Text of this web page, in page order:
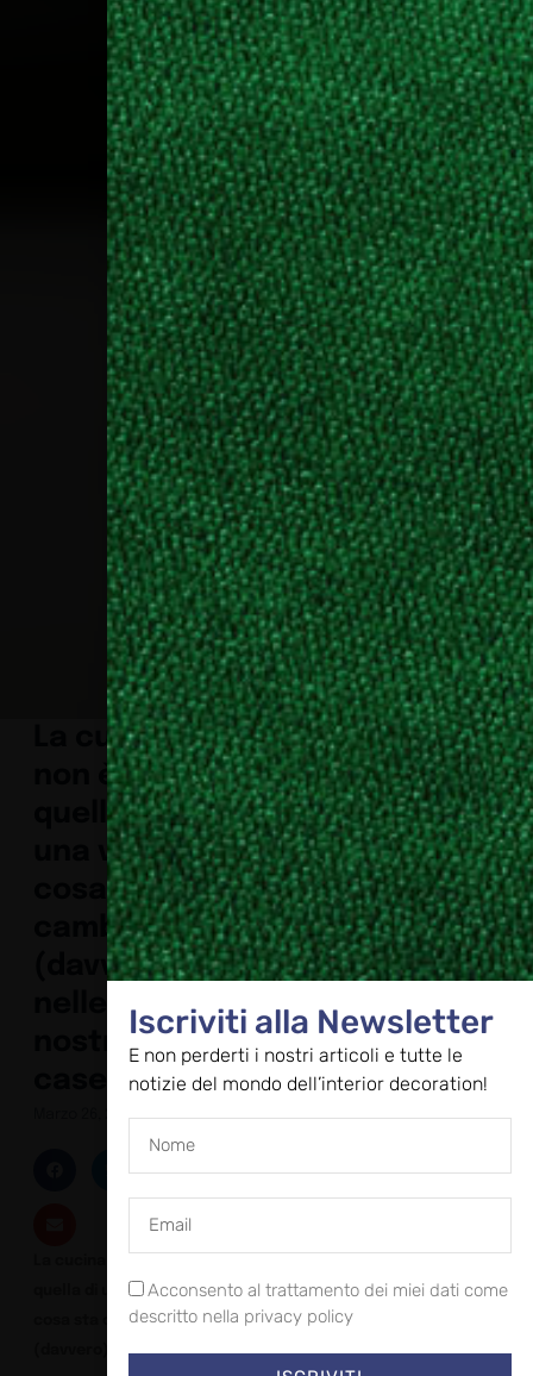
La cucina
non è più
quella di
una volta:
cosa sta
cambiando
(davvero)
nostre
Marzo 26, 2026
quella di una volta:
cosa sta cambiando
(davvero) nelle nostre
Iscriviti alla Newsletter
E non perderti i nostri articoli e tutte le
notizie del mondo dell’interior decoration!
Acconsento al trattamento dei miei dati come
descritto nella privacy policy